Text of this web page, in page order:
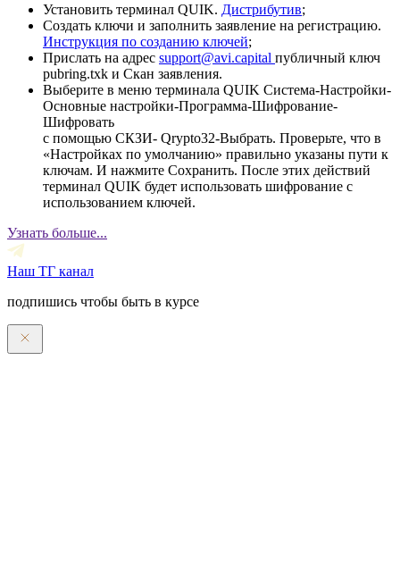
Установить терминал QUIK. Дистрибутив;
Создать ключи и заполнить заявление на регистрацию.
Инструкция по созданию ключей;
Прислать на адрес support@avi.capital публичный ключ
pubring.txk и Скан заявления.
Выберите в меню терминала QUIK Система-Настройки-
Основные настройки-Программа-Шифрование-
Шифровать
с помощью СКЗИ- Qrypto32-Выбрать. Проверьте, что в
«Настройках по умолчанию» правильно указаны пути к
ключам. И нажмите Сохранить. После этих действий
терминал QUIK будет использовать шифрование с
использованием ключей.
Узнать больше...
Наш ТГ канал
подпишись чтобы быть в курсе